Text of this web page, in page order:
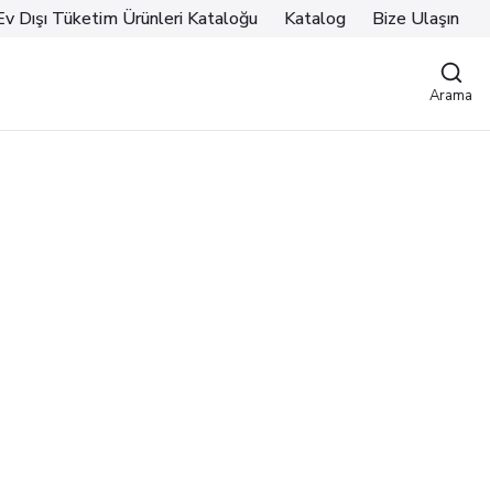
Dışı Tüketim Ürünleri Kataloğu Katalog Bize Ulaşın
Arama